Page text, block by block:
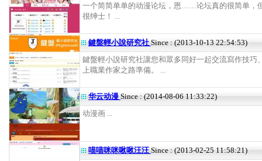
一个简简单单的动漫论坛，恩……论坛真的很简单，
很绅士！ ...
鍵盤輕小說研究社Since : (2013-10-13 22:54:53)
鍵盤輕小說研究社讓您和眾多同好一起交流寫作技巧
上職業作家之路準備。 ...
华云动漫 Since : (2014-08-06 11:33:22)
动漫画 ...
喵喵咪咪啾啾汪汪Since : (2013-02-25 11:58:21)